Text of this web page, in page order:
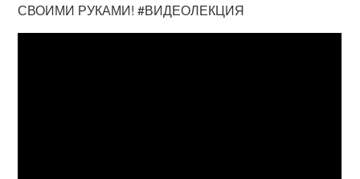
СВОИМИ РУКАМИ! #ВИДЕОЛЕКЦИЯ